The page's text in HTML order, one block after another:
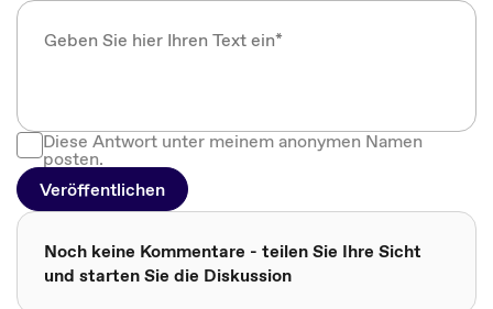
Diese Antwort unter meinem anonymen Namen
posten.
Veröffentlichen
Noch keine Kommentare - teilen Sie Ihre Sicht
und starten Sie die Diskussion